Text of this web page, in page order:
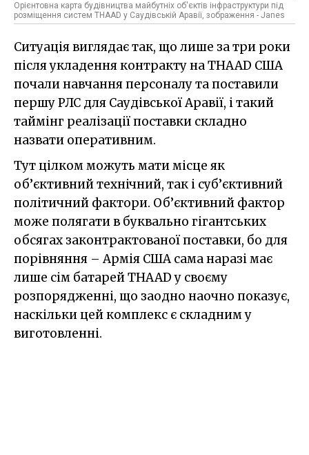
Орієнтовна карта будівництва майбутніх об'єктів інфраструктури під
розміщення систем THAAD у Саудівській Аравії, зображення - Janes
Ситуація виглядає так, що лише за три роки
після укладення контракту на THAAD США
почали навчання персоналу та поставили
першу РЛС для Саудівської Аравії, і такий
таймінг реалізації поставки складно
назвати оперативним.
Тут цілком можуть мати місце як
об’єктивний технічний, так і суб’єктивний
політичний фактори. Об’єктивний фактор
може полягати в буквально гігантських
обсягах законтрактованої поставки, бо для
порівняння – Армія США сама наразі має
лише сім батарей THAAD у своєму
розпорядженні, що заодно наочно показує,
наскільки цей комплекс є складним у
виготовленні.